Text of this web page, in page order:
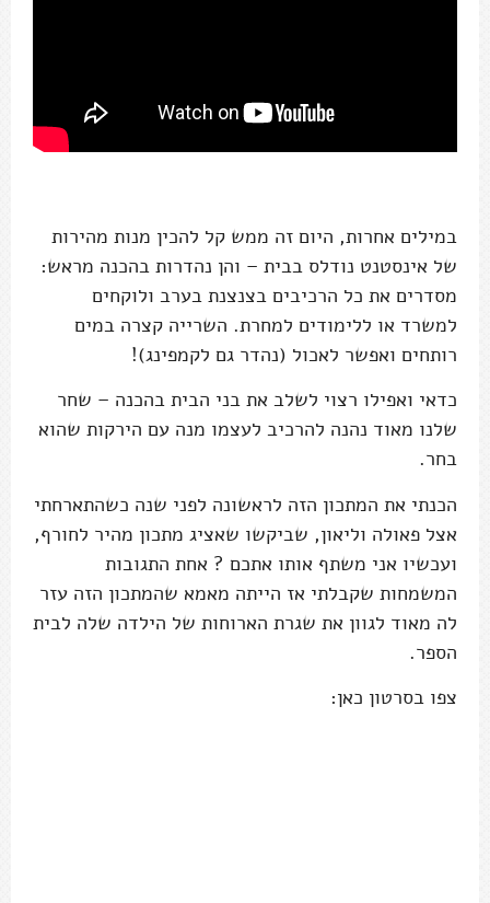
במילים אחרות, היום זה ממש קל להכין מנות מהירות
של אינסטנט נודלס בבית – והן נהדרות בהכנה מראש:
מסדרים את כל הרכיבים בצנצנת בערב ולוקחים
למשרד או ללימודים למחרת. השרייה קצרה במים
רותחים ואפשר לאכול (נהדר גם לקמפינג)!
כדאי ואפילו רצוי לשלב את בני הבית בהכנה – שחר
שלנו מאוד נהנה להרכיב לעצמו מנה עם הירקות שהוא
בחר.
הכנתי את המתכון הזה לראשונה לפני שנה כשהתארחתי
אצל פאולה וליאון, שביקשו שאציג מתכון מהיר לחורף,
ועכשיו אני משתף אותו אתכם ? אחת התגובות
המשמחות שקבלתי אז הייתה מאמא שהמתכון הזה עזר
לה מאוד לגוון את שגרת הארוחות של הילדה שלה לבית
הספר.
צפו בסרטון כאן: